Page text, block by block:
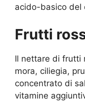
acido-basico del
Frutti
Il nettare di frutti
mora, ciliegia,
concentrato di
vitamine